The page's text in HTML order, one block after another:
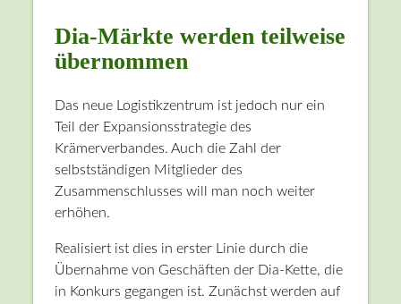
Dia-Märkte werden teilweise
übernommen
Das neue Logistikzentrum ist jedoch nur ein
Teil der Expansionsstrategie des
Krämerverbandes. Auch die Zahl der
selbstständigen Mitglieder des
Zusammenschlusses will man noch weiter
erhöhen.
Realisiert ist dies in erster Linie durch die
Übernahme von Geschäften der Dia-Kette, die
in Konkurs gegangen ist. Zunächst werden auf